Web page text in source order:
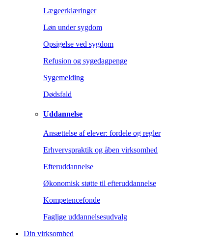
Lægeerklæringer
Løn under sygdom
Opsigelse ved sygdom
Refusion og sygedagpenge
Sygemelding
Dødsfald
Uddannelse
Ansættelse af elever: fordele og regler
Erhvervspraktik og åben virksomhed
Efteruddannelse
Økonomisk støtte til efteruddannelse
Kompetencefonde
Faglige uddannelsesudvalg
Din virksomhed